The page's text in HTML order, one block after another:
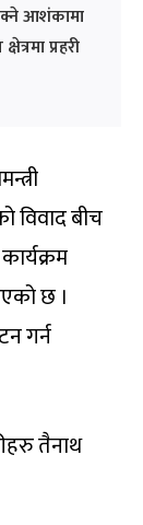
आशंकामा
प्रहरी
विवाद बीच
छ ।
गर्न
तैनाथ